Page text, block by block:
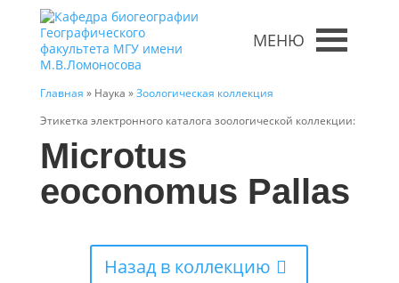
МЕНЮ
Главная » Наука »Зоологическая коллекция
Этикетка электронного каталога зоологической коллекции:
Microtus
eoconomus Pallas
Назад в коллекцию